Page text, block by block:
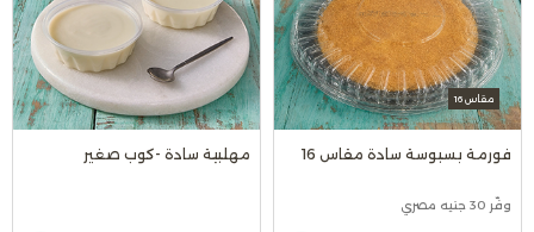
مقاس 16
فورمة بسبوسة سادة مقاس 16
وفّر 30 جنيه مصري
مهلبية سادة -كوب صغير